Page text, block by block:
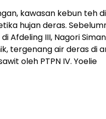
kawasan kebun teh
hujan deras.
Afdeling III, Nagori
tergenang air deras di
oleh PTPN IV. Yoelie